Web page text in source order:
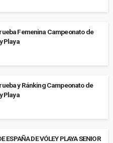
Femenina Campeonato de
Playa
y Ránking Campeonato de
Playa
ESPAÑA DE VÓLEY PLAYA SENIOR